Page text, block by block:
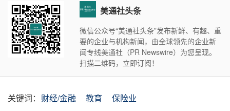
美通社头条
微信公众号“美通社头条”发布新鲜、有趣、重
要的企业与机构新闻，由全球领先的企业新
闻专线美通社（PR Newswire）为您呈现。
扫描二维码，立即订阅！
关键词： 财经/金融 教育
保险业